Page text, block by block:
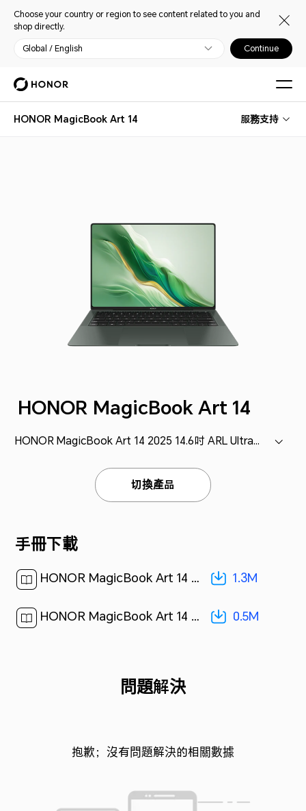
Choose your country or region to see content related to you and
shop directly.
Global / English Continue
HONOR MagicBook Art 14 服務支持
HONOR MagicBook Art 14
HONOR MagicBook Art 14 2025 14.6吋 ARL Ultra7 UMA 32GB SSD 1TB (MRB-A)
切換產品
手冊下載
HONOR MagicBook Art 14 User Guide-(MRB-A,01,en-us)[ 1.3M ] 1.3M
HONOR MagicBook Art 14 快速入門指南(MRB-A&MRB-Z1&MRB-Z2,01,zh-hk)[ 0.5M ] 0.5M
問題解決
抱歉；沒有問題解決的相關數據